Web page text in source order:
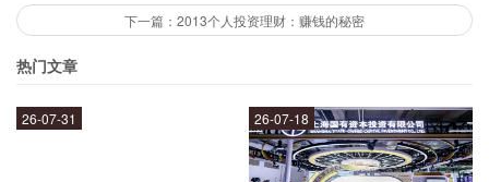
银行、建设银行等大型银行的利率均在5.6%左
右，而招商银行、兴业银行等较小型银行的利率则
下一篇：2013个人投资理财：赚钱的秘密
热门文章
26-07-31 26-07-18